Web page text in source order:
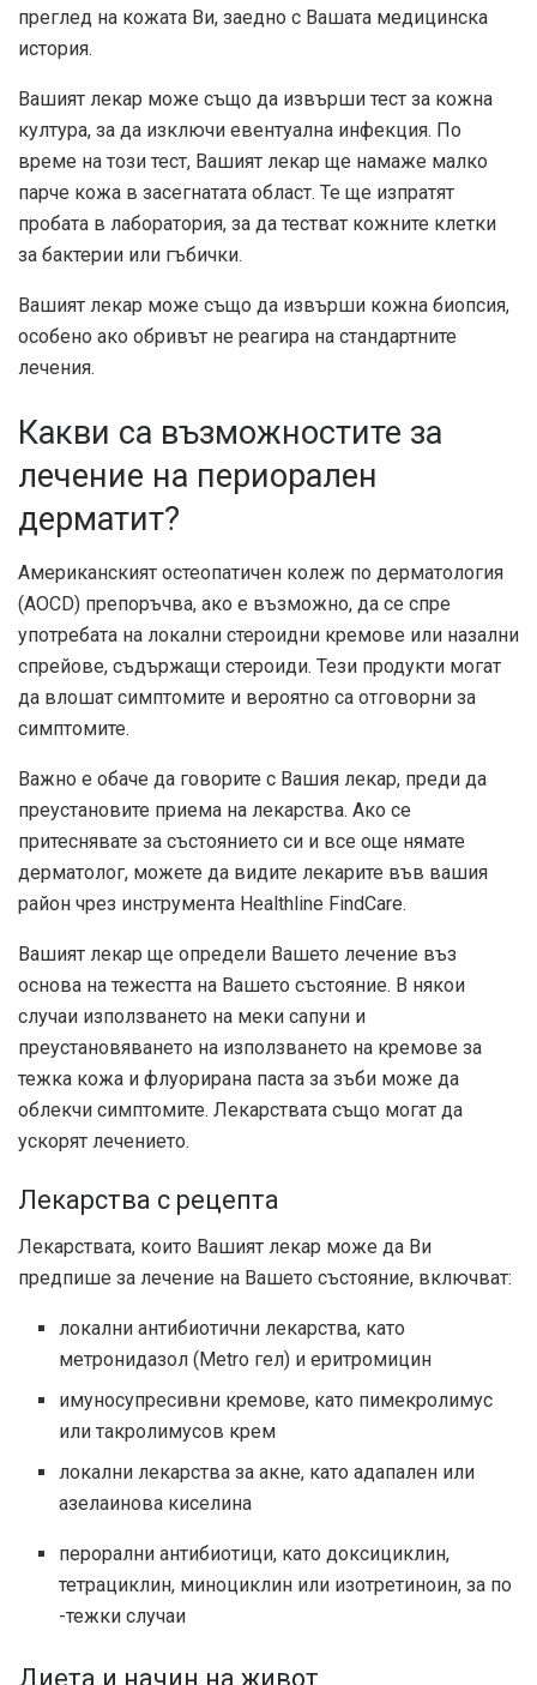
преглед на кожата Ви, заедно с Вашата медицинска
история.
Вашият лекар може също да извърши тест за кожна
култура, за да изключи евентуална инфекция. По
време на този тест, Вашият лекар ще намаже малко
парче кожа в засегнатата област. Те ще изпратят
пробата в лаборатория, за да тестват кожните клетки
за бактерии или гъбички.
Вашият лекар може също да извърши кожна биопсия,
особено ако обривът не реагира на стандартните
лечения.
Какви са възможностите за
лечение на периорален
дерматит?
Американският остеопатичен колеж по дерматология
(AOCD) препоръчва, ако е възможно, да се спре
употребата на локални стероидни кремове или назални
спрейове, съдържащи стероиди. Тези продукти могат
да влошат симптомите и вероятно са отговорни за
симптомите.
Важно е обаче да говорите с Вашия лекар, преди да
преустановите приема на лекарства. Ако се
притеснявате за състоянието си и все още нямате
дерматолог, можете да видите лекарите във вашия
район чрез инструмента Healthline FindCare.
Вашият лекар ще определи Вашето лечение въз
основа на тежестта на Вашето състояние. В някои
случаи използването на меки сапуни и
преустановяването на използването на кремове за
тежка кожа и флуорирана паста за зъби може да
облекчи симптомите. Лекарствата също могат да
ускорят лечението.
Лекарства с рецепта
Лекарствата, които Вашият лекар може да Ви
предпише за лечение на Вашето състояние, включват:
локални антибиотични лекарства, като
метронидазол (Metro гел) и еритромицин
имуносупресивни кремове, като пимекролимус
или такролимусов крем
локални лекарства за акне, като адапален или
азелаинова киселина
перорални антибиотици, като доксициклин,
тетрациклин, миноциклин или изотретиноин, за по
-тежки случаи
Диета и начин на живот